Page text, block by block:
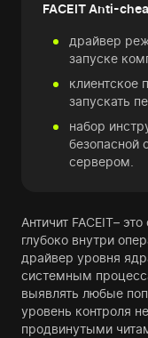
FACEIT Anti-
драйвер
запуске
клиентское
запускать
набор
безопасной
сервером.
Античит FACEIT–
глубоко внутри
драйвер уровня
системным
выявлять любые
уровень контроля
продвинутыми